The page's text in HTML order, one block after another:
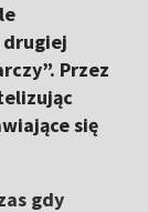
drugiej
Przez
się
gdy